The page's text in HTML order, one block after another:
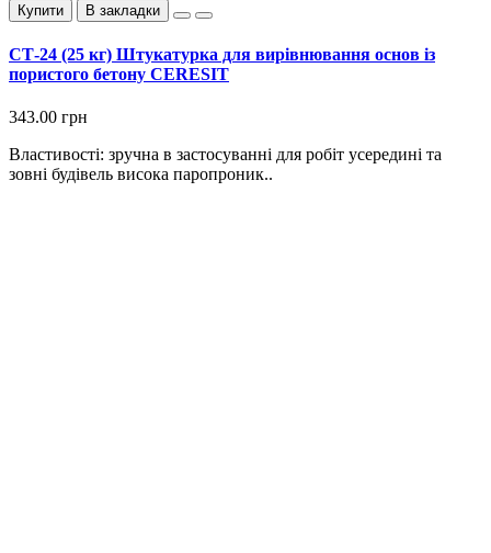
Купити В закладки
СТ-24 (25 кг) Штукатурка для вирівнювання основ із
пористого бетону CERESIT
343.00 грн
Властивості: зручна в застосуванні для робіт усередині та
зовні будівель висока паропроник..